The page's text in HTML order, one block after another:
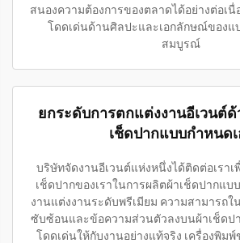
สนองความต้องการของตลาดได้อย่างต่อเนื่
โดดเด่นด้านศิลปะและเอกลักษณ์ของแ
สมบูรณ์
ยกระดับการตกแต่งงานอีเวนต์
เช็ดปากแบบกำหนดเ
บริษัทจัดงานอีเวนต์แห่งหนึ่งได้ติดต่อเราเ
เช็ดปากของเราในการผลิตผ้าเช็ดปากแบ
งานแต่งงานระดับพรีเมียม ความสามารถ
ซับซ้อนและข้อความส่วนตัวลงบนผ้าเช็ดป
โดดเด่นให้กับงานอย่างแท้จริง เครื่องพิมพ์